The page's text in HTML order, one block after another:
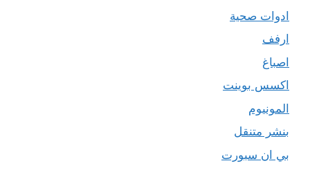
ادوات صحية
ارفف
اصباغ
اكسس بوينت
المونيوم
بنشر متنقل
بي ان سبورت